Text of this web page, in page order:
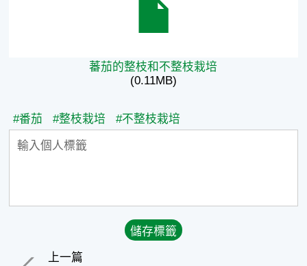
蕃茄的整枝和不整枝栽培
(0.11MB)
#番茄 #整枝栽培 #不整枝栽培
上一篇